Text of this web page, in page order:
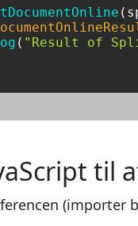
( "Result of
til